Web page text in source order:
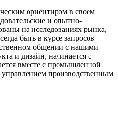
ориентиром в своем
и опытно-
на исследованиях рынка,
быть в курсе запросов
общении с нашими
и дизайн, начинается с
вместе с промышленной
управлением производственным